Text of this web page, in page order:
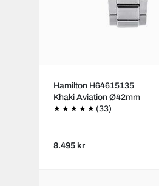
Hamilton H64615135
Khaki Aviation Ø42mm
(33)
8.495 kr